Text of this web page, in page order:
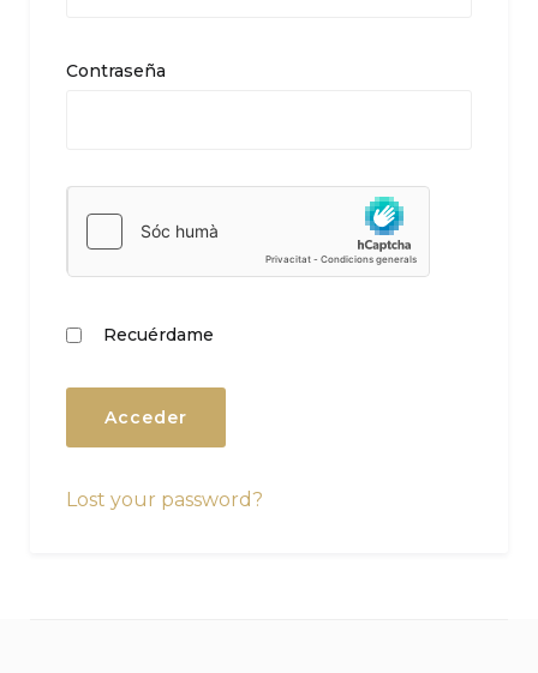
Contraseña
Recuérdame
Lost your password?